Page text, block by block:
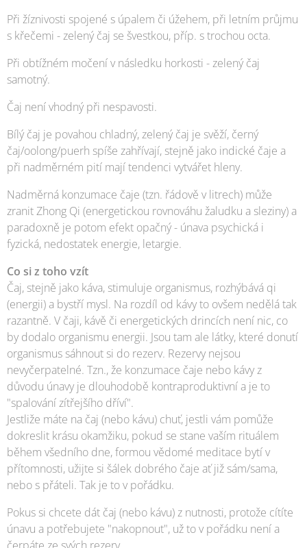
Při žíznivosti spojené s úpalem či úžehem, při letním průjmu
s křečemi - zelený čaj se švestkou, příp. s trochou octa.
Při obtížném močení v následku horkosti - zelený čaj
samotný.
Čaj není vhodný při nespavosti.
Bílý čaj je povahou chladný, zelený čaj je svěží, černý
čaj/oolong/puerh spíše zahřívají, stejně jako indické čaje a
při nadměrném pití mají tendenci vytvářet hleny.
Nadměrná konzumace čaje (tzn. řádově v litrech) může
zranit Zhong Qi (energetickou rovnováhu žaludku a sleziny) a
paradoxně je potom efekt opačný - únava psychická i
fyzická, nedostatek energie, letargie.
Co si z toho vzít
Čaj, stejně jako káva, stimuluje organismus, rozhýbává qi
(energii) a bystří mysl. Na rozdíl od kávy to ovšem nedělá tak
razantně. V čaji, kávě či energetických drincích není nic, co
by dodalo organismu energii. Jsou tam ale látky, které donutí
organismus sáhnout si do rezerv. Rezervy nejsou
nevyčerpatelné. Tzn., že konzumace čaje nebo kávy z
důvodu únavy je dlouhodobě kontraproduktivní a je to
"spalování zítřejšího dříví".
Jestliže máte na čaj (nebo kávu) chuť, jestli vám pomůže
dokreslit krásu okamžiku, pokud se stane vaším rituálem
během všedního dne, formou vědomé meditace bytí v
přítomnosti, užijte si šálek dobrého čaje ať již sám/sama,
nebo s přáteli. Tak je to v pořádku.
Pokus si chcete dát čaj (nebo kávu) z nutnosti, protože cítíte
únavu a potřebujete "nakopnout", už to v pořádku není a
čerpáte ze svých rezerv.